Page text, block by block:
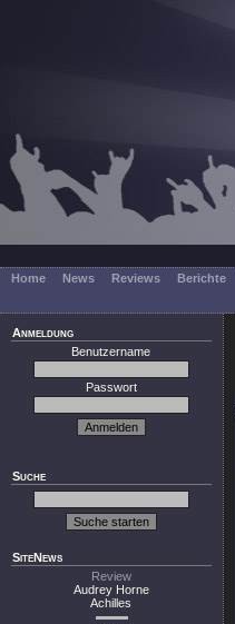
Home News Reviews Berichte
Anmeldung
Benutzername
Passwort
Suche
SiteNews
Review
Audrey Horne
Achilles